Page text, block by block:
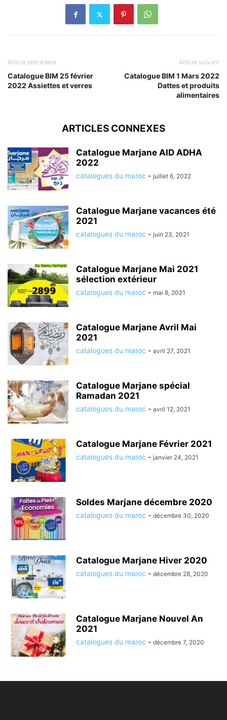
Article précédent
Catalogue BIM 25 février
2022 Assiettes et verres
Article suivant
Catalogue BIM 1 Mars 2022
Dattes et produits
alimentaires
ARTICLES CONNEXES
Catalogue Marjane AID ADHA
2022
catalogues du maroc - juillet 6, 2022
Catalogue Marjane vacances été
2021
catalogues du maroc - juin 23, 2021
Catalogue Marjane Mai 2021
sélection extérieur
catalogues du maroc - mai 8, 2021
Catalogue Marjane Avril Mai
2021
catalogues du maroc - avril 27, 2021
Catalogue Marjane spécial
Ramadan 2021
catalogues du maroc - avril 12, 2021
Catalogue Marjane Février 2021
catalogues du maroc - janvier 24, 2021
Soldes Marjane décembre 2020
catalogues du maroc - décembre 30, 2020
Catalogue Marjane Hiver 2020
catalogues du maroc - décembre 28, 2020
Catalogue Marjane Nouvel An
2021
catalogues du maroc - décembre 7, 2020